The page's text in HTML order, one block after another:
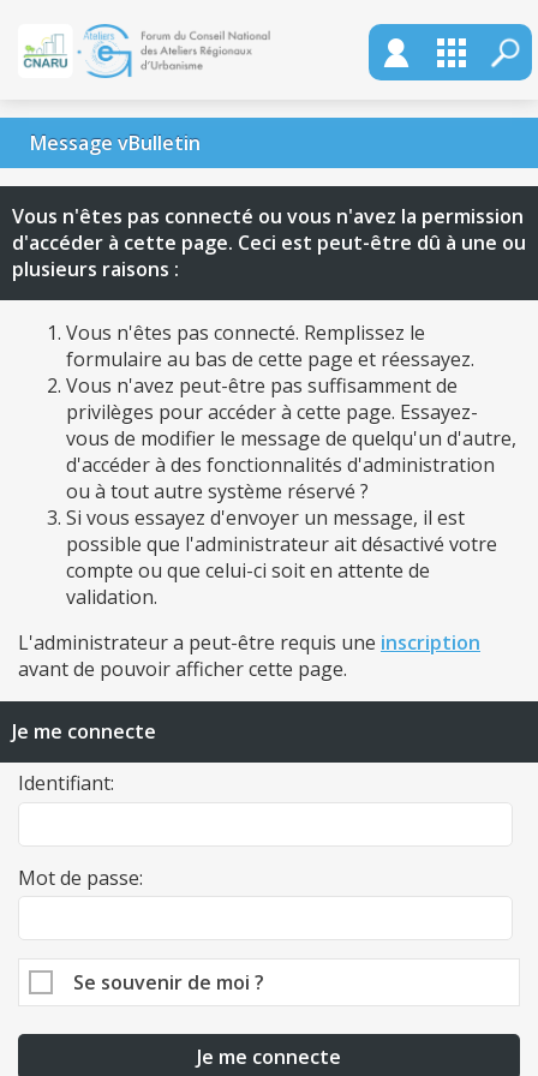
Message vBulletin
Vous n'êtes pas connecté ou vous n'avez la permission
d'accéder à cette page. Ceci est peut-être dû à une ou
plusieurs raisons :
Vous n'êtes pas connecté. Remplissez le
formulaire au bas de cette page et réessayez.
Vous n'avez peut-être pas suffisamment de
privilèges pour accéder à cette page. Essayez-
vous de modifier le message de quelqu'un d'autre,
d'accéder à des fonctionnalités d'administration
ou à tout autre système réservé ?
Si vous essayez d'envoyer un message, il est
possible que l'administrateur ait désactivé votre
compte ou que celui-ci soit en attente de
validation.
L'administrateur a peut-être requis une inscription
avant de pouvoir afficher cette page.
Je me connecte
Identifiant:
Mot de passe:
Se souvenir de moi ?
Je me connecte